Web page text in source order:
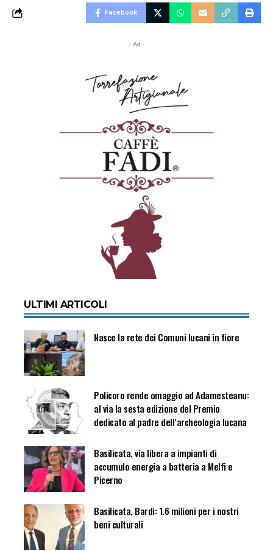
Facebook
- Ad -
ULTIMI ARTICOLI
Nasce la rete dei Comuni lucani in fiore
Policoro rende omaggio ad Adamesteanu:
al via la sesta edizione del Premio
dedicato al padre dell’archeologia lucana
Basilicata, via libera a impianti di
accumulo energia a batteria a Melfi e
Picerno
Basilicata, Bardi: 1.6 milioni per i nostri
beni culturali